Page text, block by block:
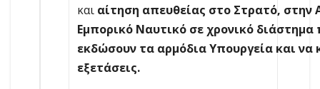
και αίτηση απευθείας στο Στρατό,
Εμπορικό Ναυτικό σε χρονικό
εκδώσουν τα αρμόδια Υπουργεία και να
εξετάσεις.